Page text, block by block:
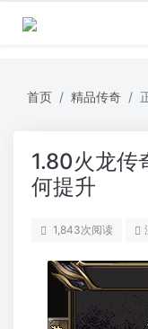
首页 精品传奇
1.80火龙传
何提升
1,843次阅读